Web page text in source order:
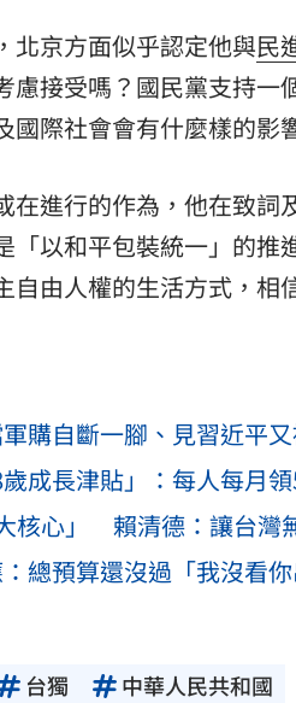
北京方面似乎認定他與民
接受嗎？國民黨支持一
際社會會有什麼樣的影
進行的作為，他在致詞
以和平包裝統一」的推
由人權的生活方式，相
購自斷一腳、見習近平
成長津貼」：每人每月
核心」 賴清德：讓台灣
預算還沒過「我沒看你
台獨 中華人民共和國